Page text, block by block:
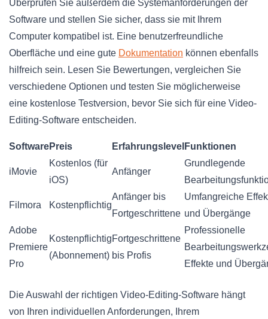
Überprüfen Sie außerdem die Systemanforderungen der
Software und stellen Sie sicher, dass sie mit Ihrem
Computer kompatibel ist. Eine benutzerfreundliche
Oberfläche und eine gute Dokumentation können ebenfalls
hilfreich sein. Lesen Sie Bewertungen, vergleichen Sie
verschiedene Optionen und testen Sie möglicherweise
eine kostenlose Testversion, bevor Sie sich für eine Video-
Editing-Software entscheiden.
SoftwarePreis Erfahrungslevel Funktionen
iMovie
Kostenlos (für
iOS)
Anfänger
Grundlegende
Filmora Kostenpflichtig
Anfänger bis
Fortgeschrittene
Umfangreiche
und Übergänge
Adobe
Premiere
Pro
Kostenpflichtig
(Abonnement)
Fortgeschrittene
bis Profis
Professionelle
Effekte und
Die Auswahl der richtigen Video-Editing-Software hängt
von Ihren individuellen Anforderungen, Ihrem